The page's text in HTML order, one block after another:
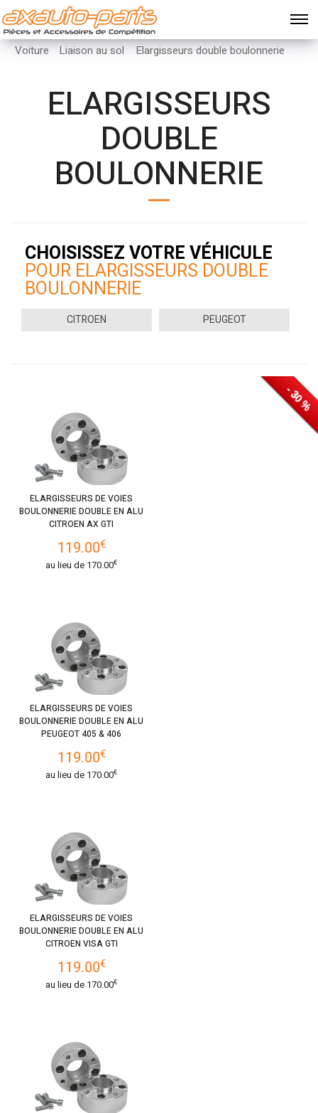
Voiture Liaison au sol Elargisseurs double boulonnerie
ELARGISSEURS
DOUBLE
BOULONNERIE
CHOISISSEZ VOTRE VÉHICULE
POUR ELARGISSEURS DOUBLE
BOULONNERIE
CITROEN PEUGEOT
- 30 %
ELARGISSEURS DE VOIES
BOULONNERIE DOUBLE EN ALU
CITROEN AX GTI
119.00€
au lieu de 170.00€
- 30 %
ELARGISSEURS DE VOIES
BOULONNERIE DOUBLE EN ALU
PEUGEOT 405 & 406
119.00€
au lieu de 170.00€
- 30 %
ELARGISSEURS DE VOIES
BOULONNERIE DOUBLE EN ALU
CITROEN VISA GTI
119.00€
au lieu de 170.00€
- 30 %
- 30 %
- 30 %